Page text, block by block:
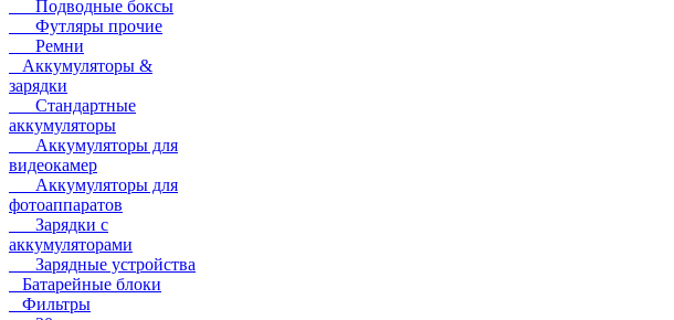
Подводные боксы
Футляры прочие
Ремни
Аккумуляторы &
зарядки
Стандартные
аккумуляторы
Аккумуляторы для
видеокамер
Аккумуляторы для
фотоаппаратов
Зарядки с
аккумуляторами
Зарядные устройства
Батарейные блоки
Фильтры